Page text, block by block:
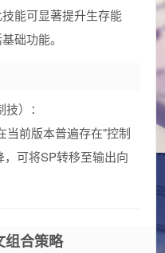
能可显著提升生存能
础功能。
技）：
当前版本普遍存在"控制
可将SP转移至输出向
组合策略